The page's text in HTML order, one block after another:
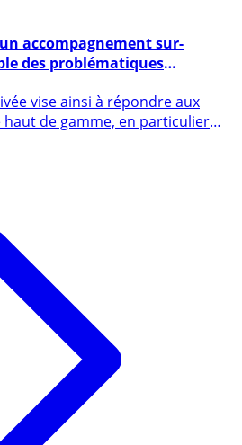
des problématiques
et juridiques
de gamme, en particulier